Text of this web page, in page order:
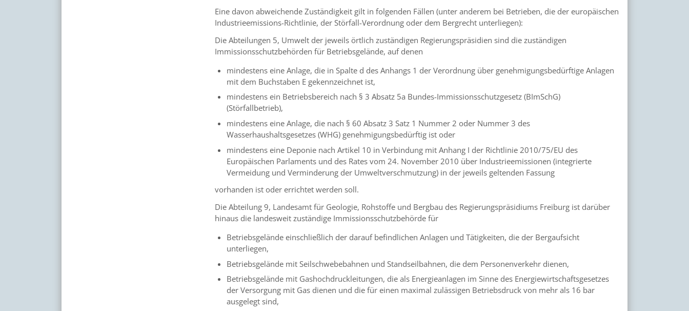
Eine davon abweichende Zuständigkeit gilt in folgenden Fällen (unter anderem bei Betrieben, die der europäischen
Industrieemissions-Richtlinie, der Störfall-Verordnung oder dem Bergrecht unterliegen):
Die Abteilungen 5, Umwelt der jeweils örtlich zuständigen Regierungspräsidien sind die zuständigen
Immissionsschutzbehörden für Betriebsgelände, auf denen
mindestens eine Anlage, die in Spalte d des Anhangs 1 der Verordnung über genehmigungsbedürftige Anlagen
mit dem Buchstaben E gekennzeichnet ist,
mindestens ein Betriebsbereich nach § 3 Absatz 5a Bundes-Immissionsschutzgesetz (BImSchG)
(Störfallbetrieb),
mindestens eine Anlage, die nach § 60 Absatz 3 Satz 1 Nummer 2 oder Nummer 3 des
Wasserhaushaltsgesetzes (WHG) genehmigungsbedürftig ist oder
mindestens eine Deponie nach Artikel 10 in Verbindung mit Anhang I der Richtlinie 2010/75/EU des
Europäischen Parlaments und des Rates vom 24. November 2010 über Industrieemissionen (integrierte
Vermeidung und Verminderung der Umweltverschmutzung) in der jeweils geltenden Fassung
vorhanden ist oder errichtet werden soll.
Die Abteilung 9, Landesamt für Geologie, Rohstoffe und Bergbau des Regierungspräsidiums Freiburg ist darüber
hinaus die landesweit zuständige Immissionsschutzbehörde für
Betriebsgelände einschließlich der darauf befindlichen Anlagen und Tätigkeiten, die der Bergaufsicht
unterliegen,
Betriebsgelände mit Seilschwebebahnen und Standseilbahnen, die dem Personenverkehr dienen,
Betriebsgelände mit Gashochdruckleitungen, die als Energieanlagen im Sinne des Energiewirtschaftsgesetzes
der Versorgung mit Gas dienen und die für einen maximal zulässigen Betriebsdruck von mehr als 16 bar
ausgelegt sind,